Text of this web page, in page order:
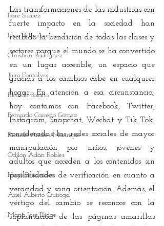
Fare Suárez
Elsie Betancourt
Christian Rodríguez
Jairo Fontalvo
Ricardo Bolaño
Bernardo Carreño Gómez
Ricardo Andrés Manrique
Odilón Adán Robles
Hugo Benavides
Ariel Alberto Quiroga
María José Illidge
Las transformaciones de las industrias con
fuerte impacto en la sociedad han
recibido la bendición de todas las clases y
sectores porque el mundo se ha convertido
en un lugar accesible, un espacio que
gracias a los cambios cabe en cualquier
hogar. En atención a esa circunstancia,
hoy contamos con Facebook, Twitter,
Instagram, Snapchat, Wechat y Tik Tok,
consideradas las redes sociales de mayor
manipulación por niños, jóvenes y
adultos que acceden a los contenidos sin
posibilidades de verificación en cuanto a
veracidad y sana orientación. Además, el
vértigo del cambio se reconoce con la
suplantación de las páginas amarillas